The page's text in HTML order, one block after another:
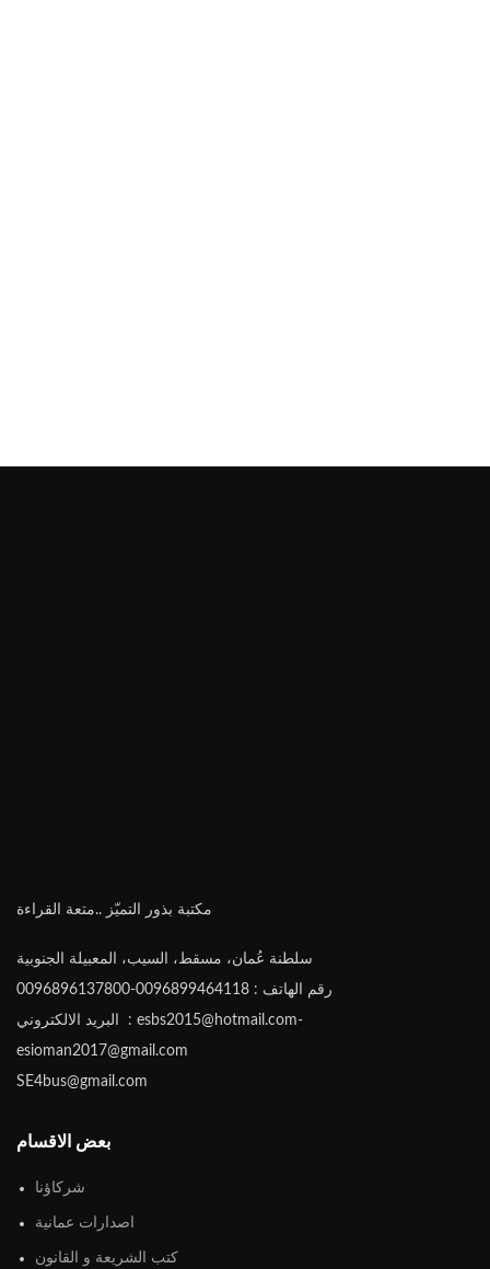
مكتبة بذور التميّز ..متعة القراءة
سلطنة عُمان، مسقط، السيب، المعبيلة الجنوبية
رقم الهاتف : 0096899464118-0096896137800
البريد الالكتروني : esbs2015@hotmail.com-
esioman2017@gmail.com
SE4bus@gmail.com
بعض الاقسام
شركاؤنا
اصدارات عمانية
كتب الشريعة و القانون